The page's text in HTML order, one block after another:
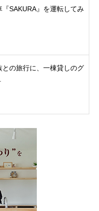
SAKURA』を運転してみ
との旅行に、一棟貸しのグ